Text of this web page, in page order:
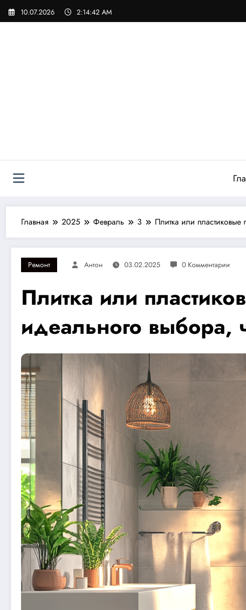
Перейти
10.07.2026 2:14:44 AM
Главная 2025 Февраль 3 Плитка или
Ремонт Антон 03.02.2025 0 Комментарии
Плитка или
идеального выбора,